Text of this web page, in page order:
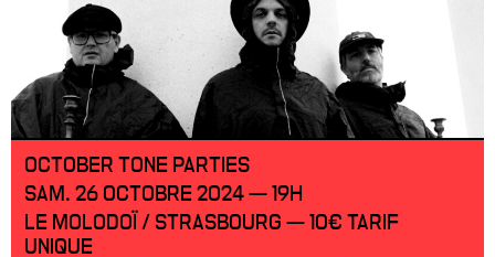
OCTOBER TONE PARTIES
SAM. 26 OCTOBRE 2024 — 19H
LE MOLODOÏ / STRASBOURG — 10€ TARIF
UNIQUE